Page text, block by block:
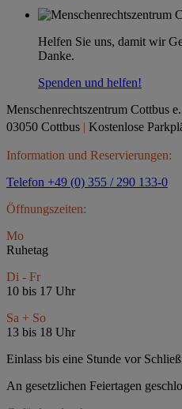
Helfen Sie uns, damit wir
Danke.
Spenden und helfen!
Menschenrechtszentrum Cottbus e.
03050 Cottbus | Kostenlose
Information und Reservierungen:
Telefon +49 (0) 355 / 290 133-0
Öffnungszeiten:
Mo
Ruhetag
Di - Fr
10 bis 17 Uhr
Sa + So
13 bis 18 Uhr
Einlass bis eine Stunde vor
An gesetzlichen Feiertagen